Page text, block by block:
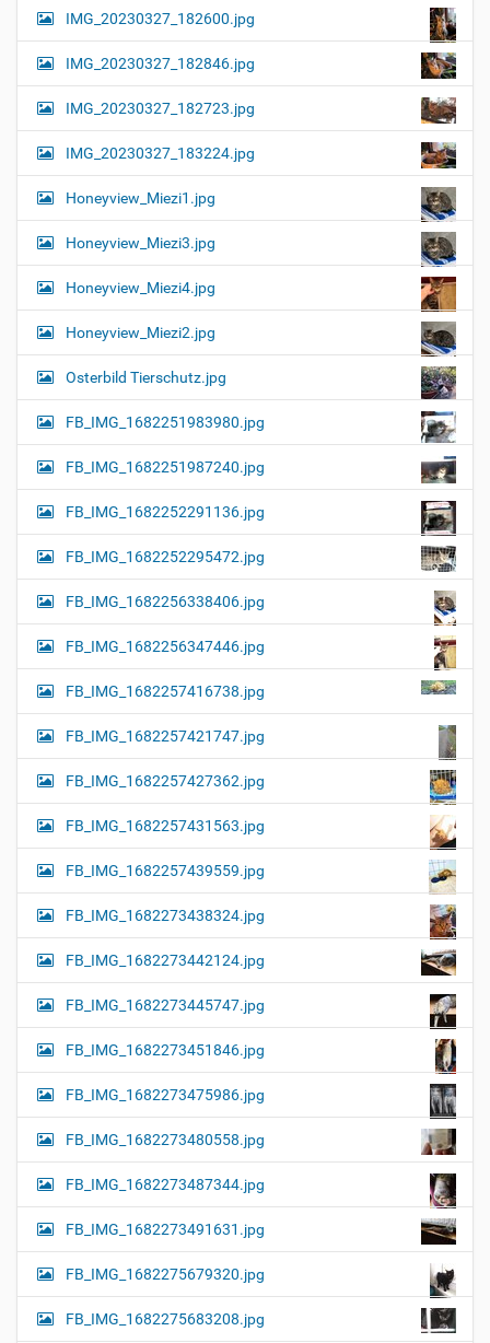
IMG_20230327_182600.jpg
IMG_20230327_182846.jpg
IMG_20230327_182723.jpg
IMG_20230327_183224.jpg
Honeyview_Miezi1.jpg
Honeyview_Miezi3.jpg
Honeyview_Miezi4.jpg
Honeyview_Miezi2.jpg
Osterbild Tierschutz.jpg
FB_IMG_1682251983980.jpg
FB_IMG_1682251987240.jpg
FB_IMG_1682252291136.jpg
FB_IMG_1682252295472.jpg
FB_IMG_1682256338406.jpg
FB_IMG_1682256347446.jpg
FB_IMG_1682257416738.jpg
FB_IMG_1682257421747.jpg
FB_IMG_1682257427362.jpg
FB_IMG_1682257431563.jpg
FB_IMG_1682257439559.jpg
FB_IMG_1682273438324.jpg
FB_IMG_1682273442124.jpg
FB_IMG_1682273445747.jpg
FB_IMG_1682273451846.jpg
FB_IMG_1682273475986.jpg
FB_IMG_1682273480558.jpg
FB_IMG_1682273487344.jpg
FB_IMG_1682273491631.jpg
FB_IMG_1682275679320.jpg
FB_IMG_1682275683208.jpg